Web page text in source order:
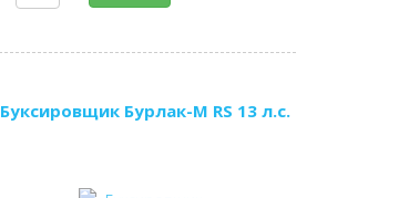
Буксировщик Бурлак-М RS 13 л.с.